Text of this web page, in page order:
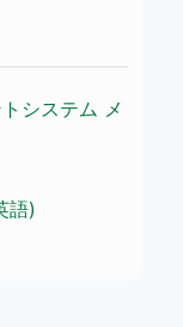
システム メ
語)